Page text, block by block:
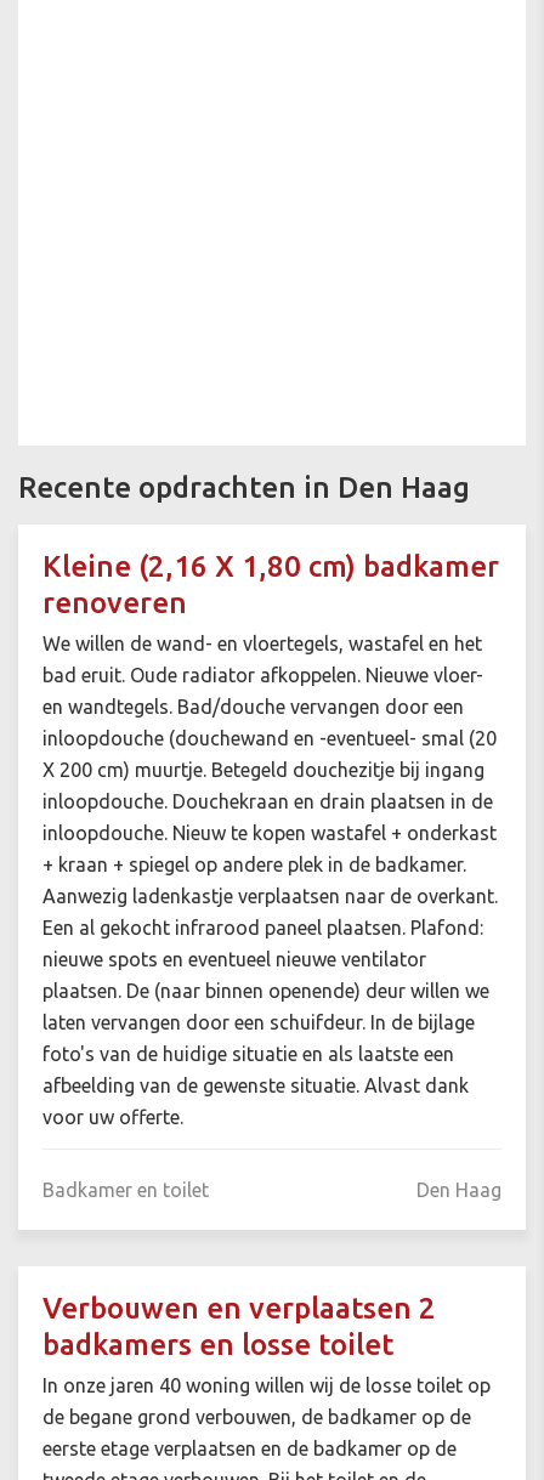
Recente opdrachten in Den Haag
Kleine (2,16 X 1,80 cm) badkamer
renoveren
We willen de wand- en vloertegels, wastafel en het
bad eruit. Oude radiator afkoppelen. Nieuwe vloer-
en wandtegels. Bad/douche vervangen door een
inloopdouche (douchewand en -eventueel- smal (20
X 200 cm) muurtje. Betegeld douchezitje bij ingang
inloopdouche. Douchekraan en drain plaatsen in de
inloopdouche. Nieuw te kopen wastafel + onderkast
+ kraan + spiegel op andere plek in de badkamer.
Aanwezig ladenkastje verplaatsen naar de overkant.
Een al gekocht infrarood paneel plaatsen. Plafond:
nieuwe spots en eventueel nieuwe ventilator
plaatsen. De (naar binnen openende) deur willen we
laten vervangen door een schuifdeur. In de bijlage
foto's van de huidige situatie en als laatste een
afbeelding van de gewenste situatie. Alvast dank
voor uw offerte.
Badkamer en toilet Den Haag
Verbouwen en verplaatsen 2
badkamers en losse toilet
In onze jaren 40 woning willen wij de losse toilet op
de begane grond verbouwen, de badkamer op de
eerste etage verplaatsen en de badkamer op de